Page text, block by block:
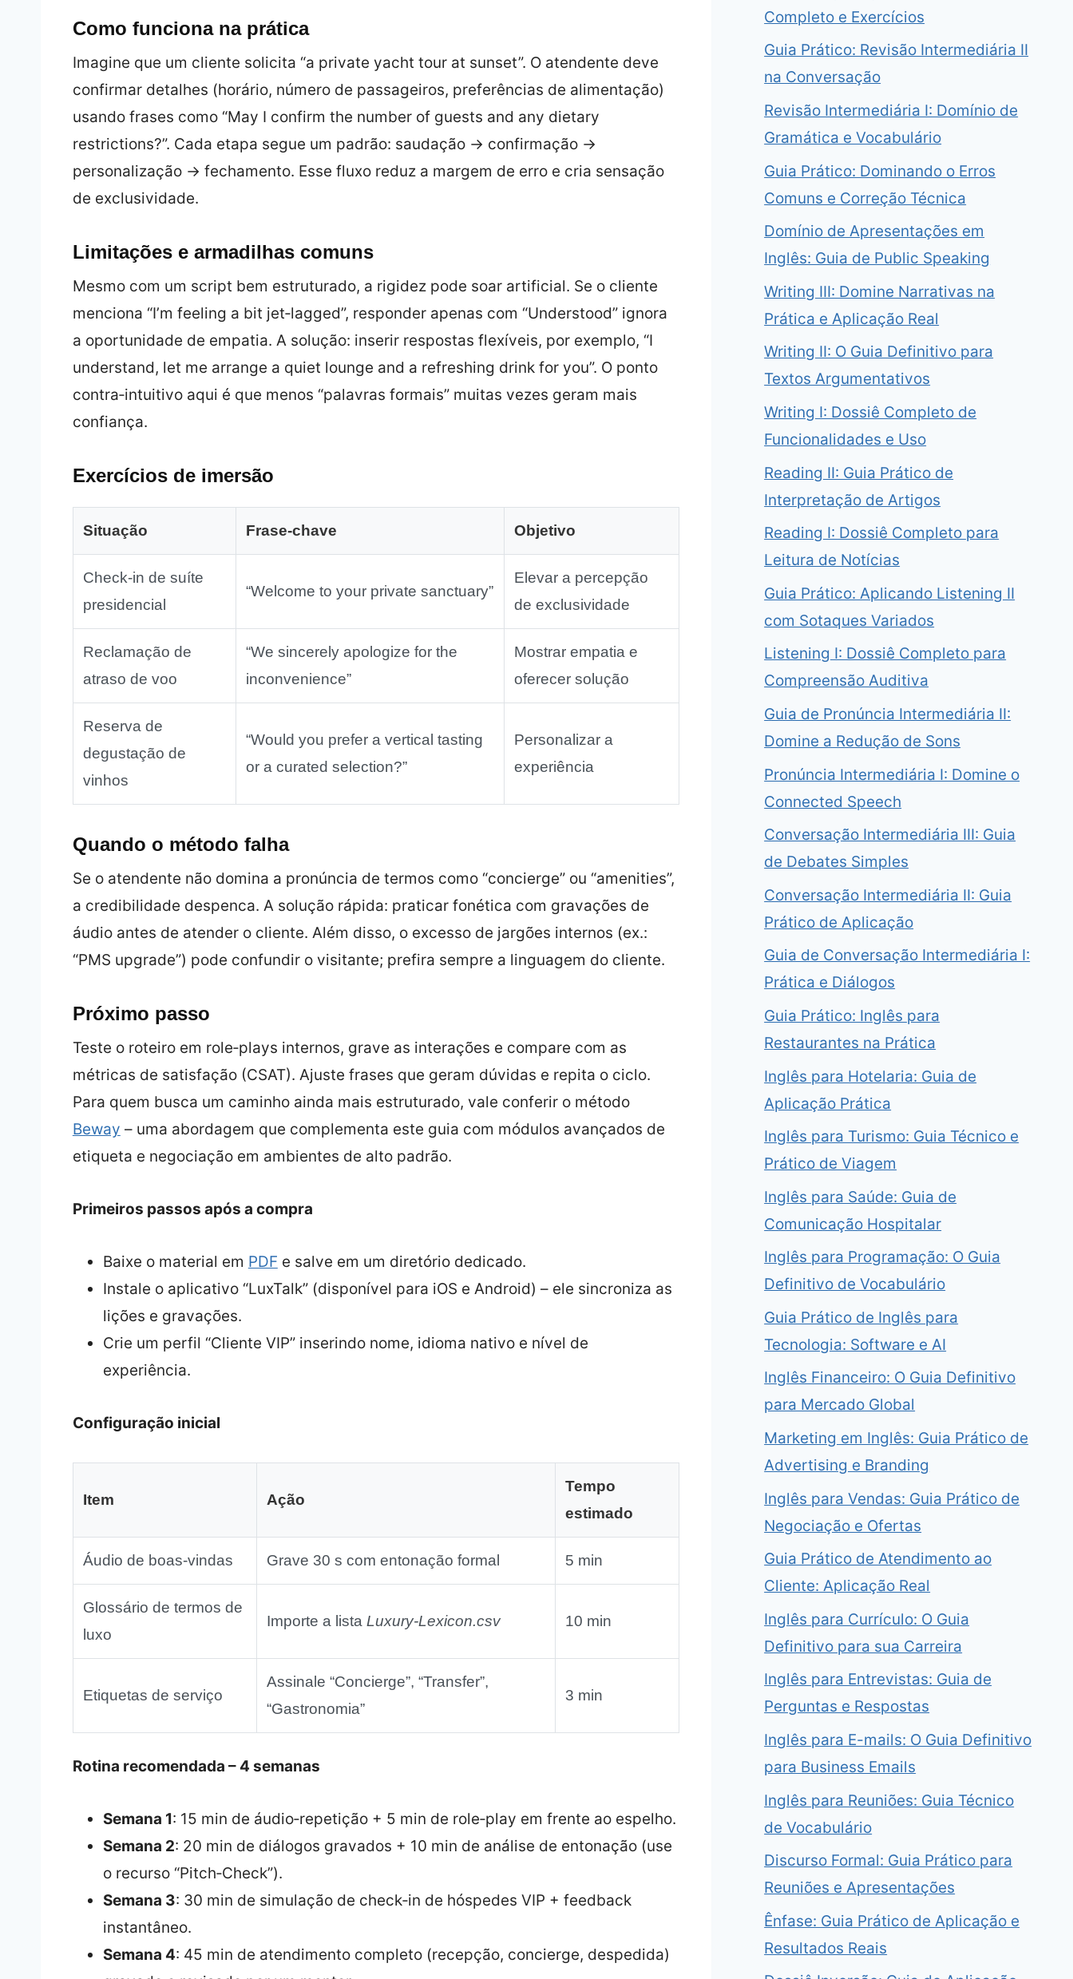
Como funciona na prática
Imagine que um cliente solicita “a private yacht tour at sunset”. O atendente deve
confirmar detalhes (horário, número de passageiros, preferências de alimentação)
usando frases como “May I confirm the number of guests and any dietary
restrictions?”. Cada etapa segue um padrão: saudação → confirmação →
personalização → fechamento. Esse fluxo reduz a margem de erro e cria sensação
de exclusividade.
Limitações e armadilhas comuns
Mesmo com um script bem estruturado, a rigidez pode soar artificial. Se o cliente
menciona “I’m feeling a bit jet‑lagged”, responder apenas com “Understood” ignora
a oportunidade de empatia. A solução: inserir respostas flexíveis, por exemplo, “I
understand, let me arrange a quiet lounge and a refreshing drink for you”. O ponto
contra‑intuitivo aqui é que menos “palavras formais” muitas vezes geram mais
confiança.
Exercícios de imersão
Situação Frase‑chave Objetivo
Check‑in de suíte
presidencial
“Welcome to your private sanctuary”
Elevar a percepção
de exclusividade
Reclamação de
atraso de voo
“We sincerely apologize for the
inconvenience”
Mostrar empatia e
oferecer solução
Reserva de
degustação de
vinhos
“Would you prefer a vertical tasting
or a curated selection?”
Personalizar a
experiência
Quando o método falha
Se o atendente não domina a pronúncia de termos como “concierge” ou “amenities”,
a credibilidade despenca. A solução rápida: praticar fonética com gravações de
áudio antes de atender o cliente. Além disso, o excesso de jargões internos (ex.:
“PMS upgrade”) pode confundir o visitante; prefira sempre a linguagem do cliente.
Próximo passo
Teste o roteiro em role‑plays internos, grave as interações e compare com as
métricas de satisfação (CSAT). Ajuste frases que geram dúvidas e repita o ciclo.
Para quem busca um caminho ainda mais estruturado, vale conferir o método
Beway – uma abordagem que complementa este guia com módulos avançados de
etiqueta e negociação em ambientes de alto padrão.
Primeiros passos após a compra
Baixe o material em PDF e salve em um diretório dedicado.
Instale o aplicativo “LuxTalk” (disponível para iOS e Android) – ele sincroniza as
lições e gravações.
Crie um perfil “Cliente VIP” inserindo nome, idioma nativo e nível de
experiência.
Configuração inicial
Item Ação
Tempo
estimado
Áudio de boas‑vindas Grave 30 s com entonação formal 5 min
Glossário de termos de
luxo
Importe a lista Luxury‑Lexicon.csv 10 min
Etiquetas de serviço
Assinale “Concierge”, “Transfer”,
“Gastronomia”
3 min
Rotina recomendada – 4 semanas
Semana 1: 15 min de áudio‑repetição + 5 min de role‑play em frente ao espelho.
Semana 2: 20 min de diálogos gravados + 10 min de análise de entonação (use
o recurso “Pitch‑Check”).
Semana 3: 30 min de simulação de check‑in de hóspedes VIP + feedback
instantâneo.
Semana 4: 45 min de atendimento completo (recepção, concierge, despedida)
Completo e Exercícios
Guia Prático: Revisão Intermediária II
na Conversação
Revisão Intermediária I: Domínio de
Gramática e Vocabulário
Guia Prático: Dominando o Erros
Comuns e Correção Técnica
Domínio de Apresentações em
Inglês: Guia de Public Speaking
Writing III: Domine Narrativas na
Prática e Aplicação Real
Writing II: O Guia Definitivo para
Textos Argumentativos
Writing I: Dossiê Completo de
Funcionalidades e Uso
Reading II: Guia Prático de
Interpretação de Artigos
Reading I: Dossiê Completo para
Leitura de Notícias
Guia Prático: Aplicando Listening II
com Sotaques Variados
Listening I: Dossiê Completo para
Compreensão Auditiva
Guia de Pronúncia Intermediária II:
Domine a Redução de Sons
Pronúncia Intermediária I: Domine o
Connected Speech
Conversação Intermediária III: Guia
de Debates Simples
Conversação Intermediária II: Guia
Prático de Aplicação
Guia de Conversação Intermediária I:
Prática e Diálogos
Guia Prático: Inglês para
Restaurantes na Prática
Inglês para Hotelaria: Guia de
Aplicação Prática
Inglês para Turismo: Guia Técnico e
Prático de Viagem
Inglês para Saúde: Guia de
Comunicação Hospitalar
Inglês para Programação: O Guia
Definitivo de Vocabulário
Guia Prático de Inglês para
Tecnologia: Software e AI
Inglês Financeiro: O Guia Definitivo
para Mercado Global
Marketing em Inglês: Guia Prático de
Advertising e Branding
Inglês para Vendas: Guia Prático de
Negociação e Ofertas
Guia Prático de Atendimento ao
Cliente: Aplicação Real
Inglês para Currículo: O Guia
Definitivo para sua Carreira
Inglês para Entrevistas: Guia de
Perguntas e Respostas
Inglês para E-mails: O Guia Definitivo
para Business Emails
Inglês para Reuniões: Guia Técnico
de Vocabulário
Discurso Formal: Guia Prático para
Reuniões e Apresentações
Ênfase: Guia Prático de Aplicação e
Resultados Reais